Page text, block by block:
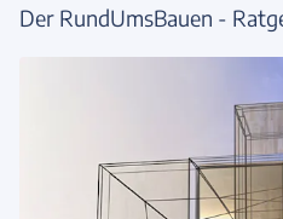
Der RundUmsBauen -